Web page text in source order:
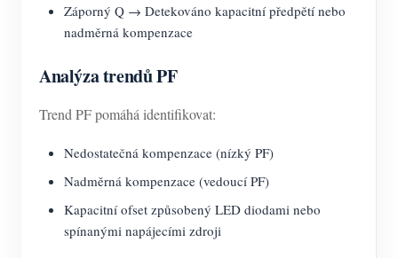
Záporný Q → Detekováno kapacitní předpětí nebo
nadměrná kompenzace
Analýza trendů PF
Trend PF pomáhá identifikovat:
Nedostatečná kompenzace (nízký PF)
Nadměrná kompenzace (vedoucí PF)
Kapacitní ofset způsobený LED diodami nebo
spínanými napájecími zdroji